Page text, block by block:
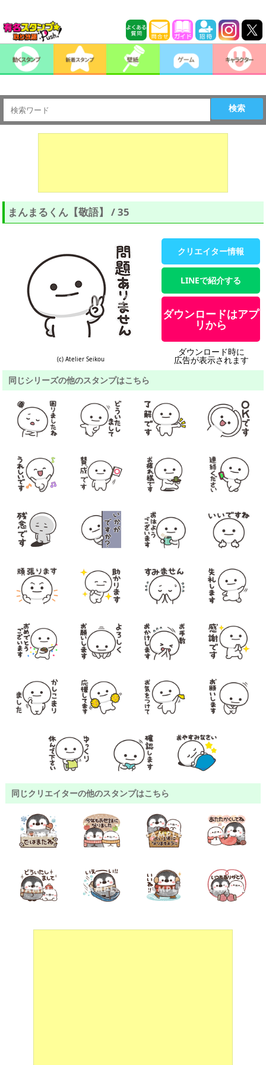
検索
まんまるくん【敬語】 / 35
(c) Atelier Seikou
クリエイター情報
LINEで紹介する
ダウンロードはアプ
リから
ダウンロード時に
広告が表示されます
同じシリーズの他のスタンプはこちら
同じクリエイターの他のスタンプはこちら